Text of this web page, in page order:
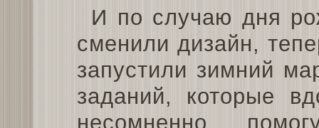
И по случаю дня
сменили дизайн,
запустили зимний
заданий, которые
несомненно